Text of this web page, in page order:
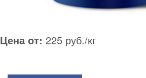
Цена от: 225 руб./кг